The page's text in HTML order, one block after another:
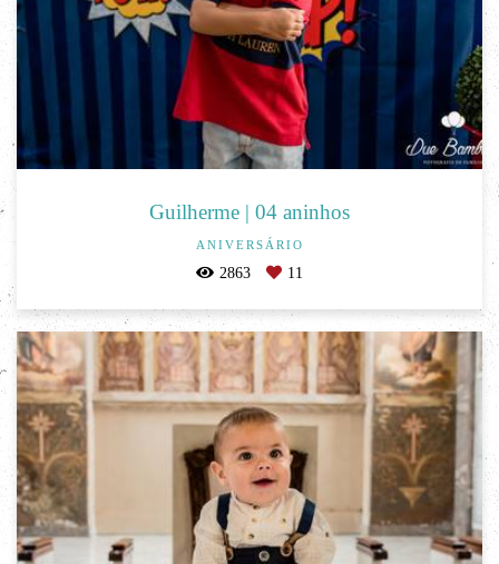
Guilherme | 04 aninhos
ANIVERSÁRIO
2863 11